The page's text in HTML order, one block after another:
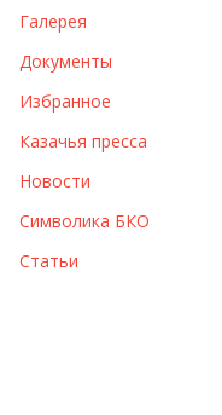
Галерея
Документы
Избранное
Казачья пресса
Новости
Символика БКО
Статьи